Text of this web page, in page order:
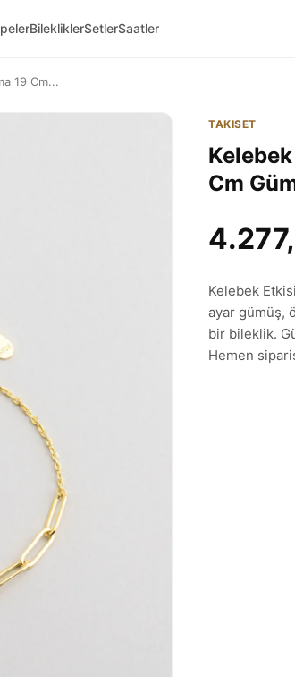
BilekliklerSetlerSaatler
19 Cm...
TAKISET
Cm
Kelebek
ayar gümüş,
bir bileklik.
Hemen